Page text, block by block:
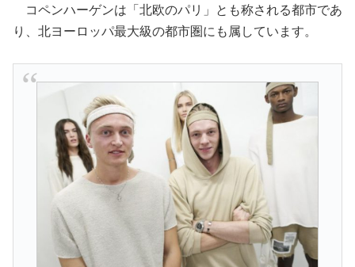
コペンハーゲンは「北欧のパリ」とも称される都市であ
り、北ヨーロッパ最大級の都市圏にも属しています。